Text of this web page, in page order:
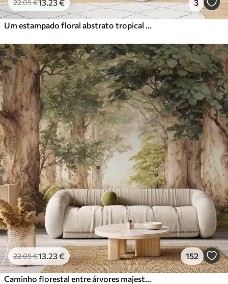
22.05€13 .23€ 3
22.05€13 .23€ 152